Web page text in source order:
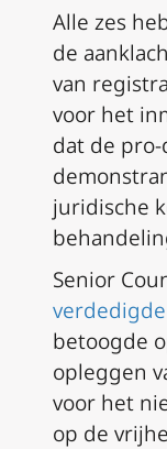
Alle zes
de
van
voor het
dat de
juridische
Senior
betoogde
opleggen
voor het
op de